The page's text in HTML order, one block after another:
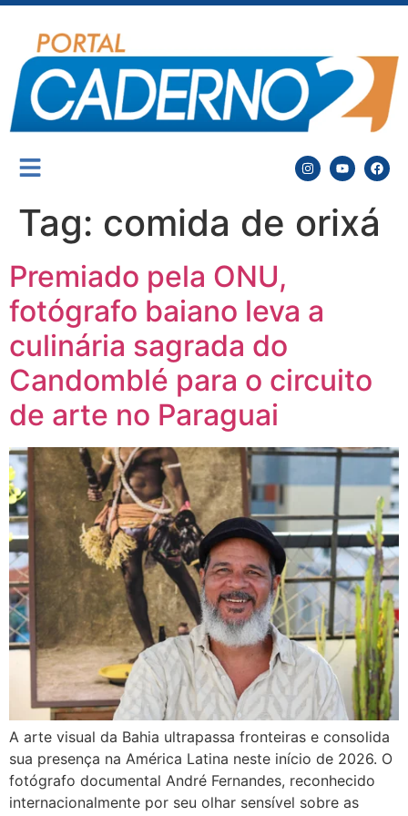
Tag: comida de orixá
Premiado pela ONU,
fotógrafo baiano leva a
culinária sagrada do
Candomblé para o circuito
de arte no Paraguai
A arte visual da Bahia ultrapassa fronteiras e consolida
sua presença na América Latina neste início de 2026. O
fotógrafo documental André Fernandes, reconhecido
internacionalmente por seu olhar sensível sobre as